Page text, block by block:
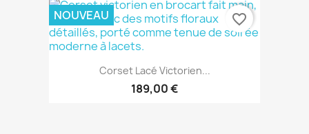
Corset Lacé Victorien...
189,00 €
NOUVEAU favorite_border